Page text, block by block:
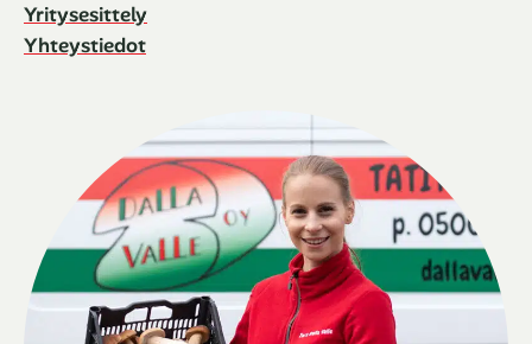
Yritysesittely
Yhteystiedot